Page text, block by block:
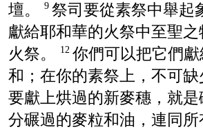
壇。
9 祭司要從素祭中舉起
獻給耶和華的火祭中至聖之
火祭。
12 你們可以把它們
和；在你的素祭上，不可
要獻上烘過的新麥穗，就
分碾過的麥粒和油，連同